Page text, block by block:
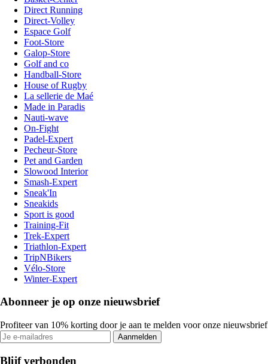
Direct Running
Direct-Volley
Espace Golf
Foot-Store
Galop-Store
Golf and co
Handball-Store
House of Rugby
La sellerie de Maé
Made in Paradis
Nauti-wave
On-Fight
Padel-Expert
Pecheur-Store
Pet and Garden
Slowood Interior
Smash-Expert
Sneak'In
Sneakids
Sport is good
Training-Fit
Trek-Expert
Triathlon-Expert
TripNBikers
Vélo-Store
Winter-Expert
Abonneer je op onze nieuwsbrief
Profiteer van 10% korting door je aan te melden voor onze nieuwsbrief
Aanmelden
Blijf verbonden